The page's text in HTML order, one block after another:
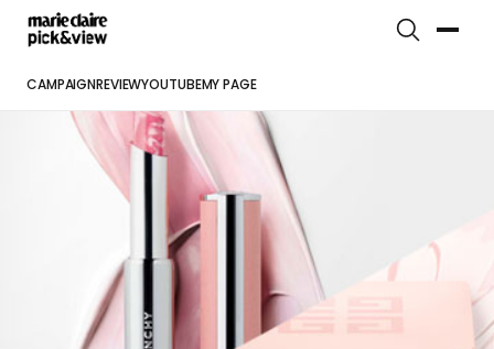
CAMPAIGNREVIEWYOUTUBEMY PAGE